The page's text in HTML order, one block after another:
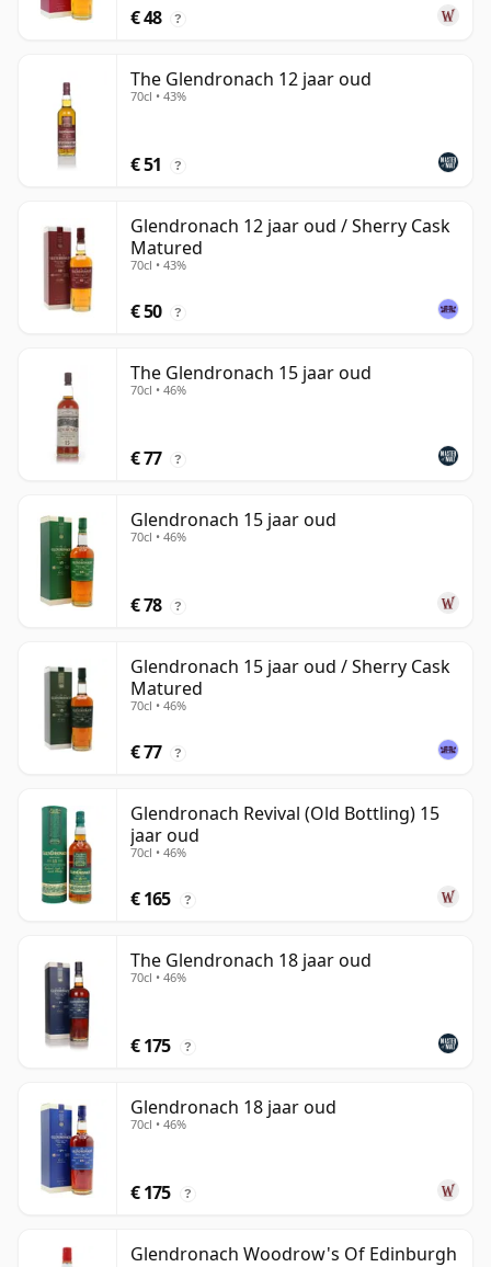
€ 48 ?
The Glendronach 12 jaar oud
70cl • 43%
€ 51 ?
Glendronach 12 jaar oud / Sherry Cask
Matured
70cl • 43%
€ 50 ?
The Glendronach 15 jaar oud
70cl • 46%
€ 77 ?
Glendronach 15 jaar oud
70cl • 46%
€ 78 ?
Glendronach 15 jaar oud / Sherry Cask
Matured
70cl • 46%
€ 77 ?
Glendronach Revival (Old Bottling) 15
jaar oud
70cl • 46%
€ 165 ?
The Glendronach 18 jaar oud
70cl • 46%
€ 175 ?
Glendronach 18 jaar oud
70cl • 46%
€ 175 ?
Glendronach Woodrow's Of Edinburgh